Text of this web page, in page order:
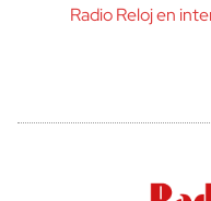
Radio Reloj en